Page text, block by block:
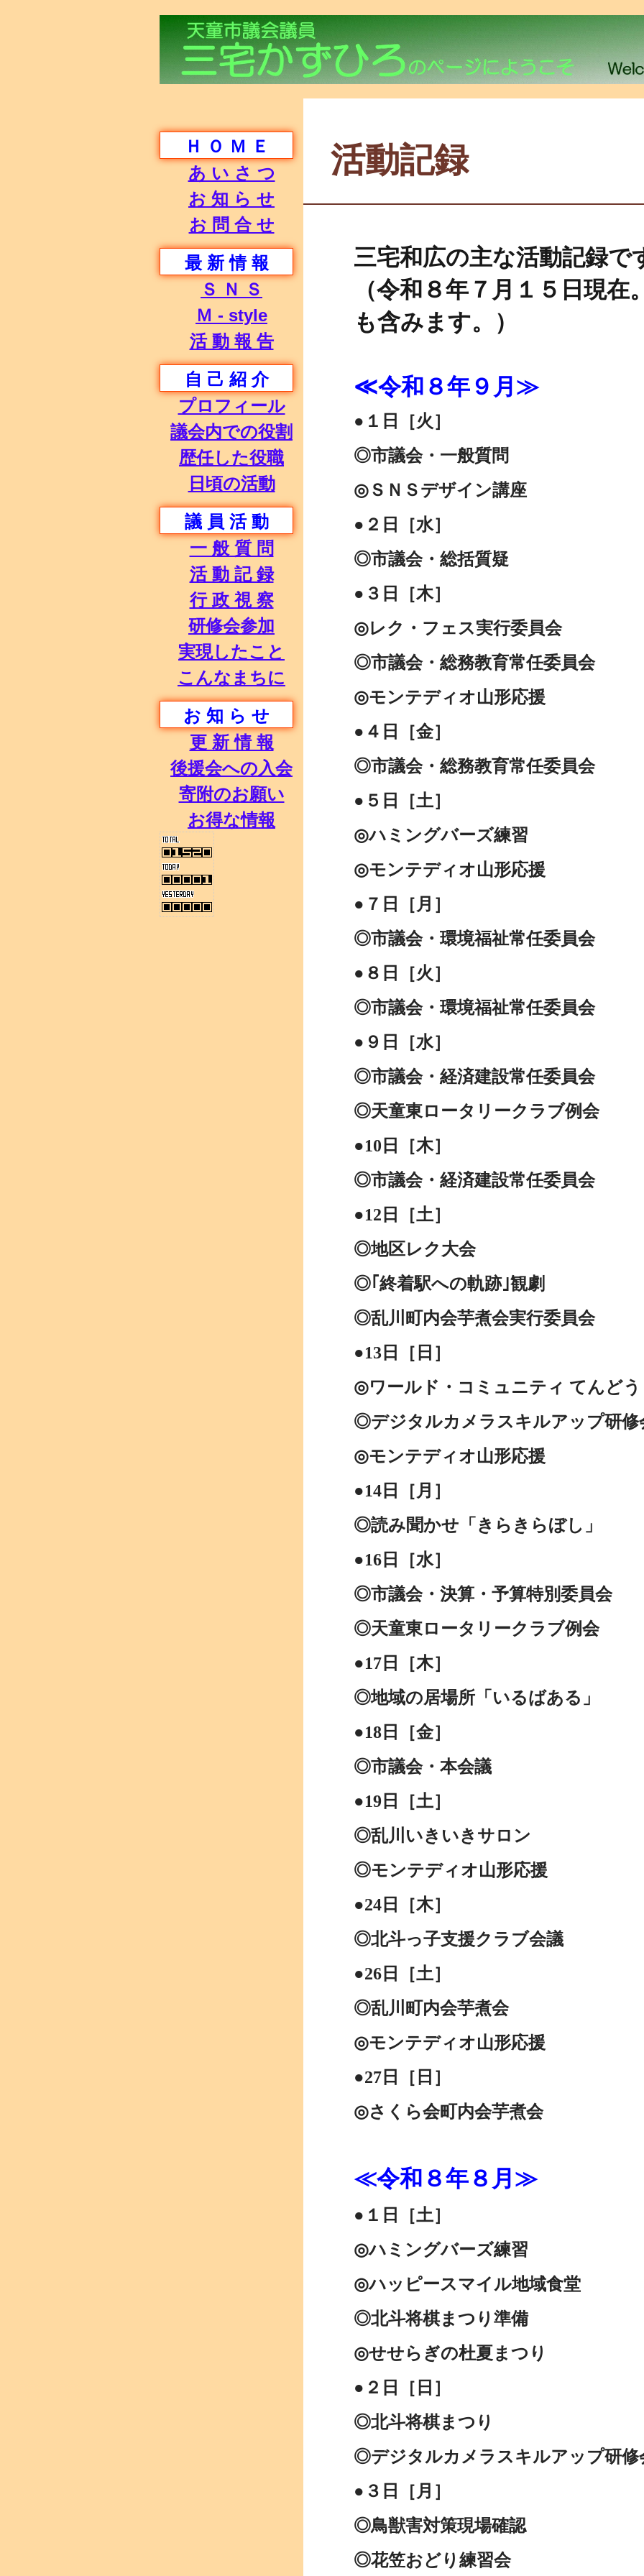
Ｈ Ｏ Ｍ Ｅ
あ い さ つ
お 知 ら せ
お 問 合 せ
最 新 情 報
Ｓ Ｎ Ｓ
Ｍ - style
活 動 報 告
自 己 紹 介
プロフィール
議会内での役割
歴任した役職
日頃の活動
議 員 活 動
一 般 質 問
活 動 記 録
行 政 視 察
研修会参加
実現したこと
こんなまちに
お 知 ら せ
更 新 情 報
後援会への入会
寄附のお願い
お得な情報
活動記録
三宅和広の主な活動記録で
（令和８年７月１５日現在
も含みます。）
≪令和８年９月≫
●１日［火］
◎市議会・一般質問
◎ＳＮＳデザイン講座
●２日［水］
◎市議会・総括質疑
●３日［木］
◎レク・フェス実行委員会
◎市議会・総務教育常任委員会
◎モンテディオ山形応援
●４日［金］
◎市議会・総務教育常任委員会
●５日［土］
◎ハミングバーズ練習
◎モンテディオ山形応援
●７日［月］
◎市議会・環境福祉常任委員会
●８日［火］
◎市議会・環境福祉常任委員会
●９日［水］
◎市議会・経済建設常任委員会
◎天童東ロータリークラブ例会
●10日［木］
◎市議会・経済建設常任委員会
●12日［土］
◎地区レク大会
◎｢終着駅への軌跡｣観劇
◎乱川町内会芋煮会実行委員会
●13日［日］
◎ワールド・コミュニティ てんどう
◎デジタルカメラスキルアップ研修
◎モンテディオ山形応援
●14日［月］
◎読み聞かせ「きらきらぼし」
●16日［水］
◎市議会・決算・予算特別委員会
◎天童東ロータリークラブ例会
●17日［木］
◎地域の居場所「いるばある」
●18日［金］
◎市議会・本会議
●19日［土］
◎乱川いきいきサロン
◎モンテディオ山形応援
●24日［木］
◎北斗っ子支援クラブ会議
●26日［土］
◎乱川町内会芋煮会
◎モンテディオ山形応援
●27日［日］
◎さくら会町内会芋煮会
≪令和８年８月≫
●１日［土］
◎ハミングバーズ練習
◎ハッピースマイル地域食堂
◎北斗将棋まつり準備
◎せせらぎの杜夏まつり
●２日［日］
◎北斗将棋まつり
◎デジタルカメラスキルアップ研修
●３日［月］
◎鳥獣害対策現場確認
◎花笠おどり練習会